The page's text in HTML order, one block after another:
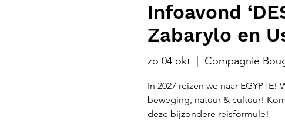
Infoavond
Zabarylo en
zo 04 okt
  |
Compagnie
In 2027 reizen we naar
beweging, natuur & cultuur!
deze bijzondere reisformule!